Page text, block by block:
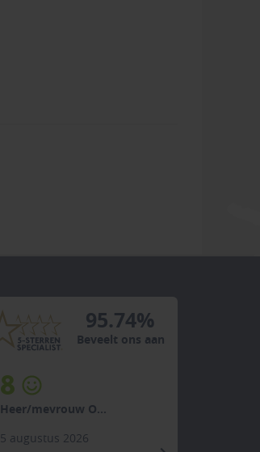
95.74%
Beveelt ons aan
8
Heer/mevrouw O...
5 augustus 2026